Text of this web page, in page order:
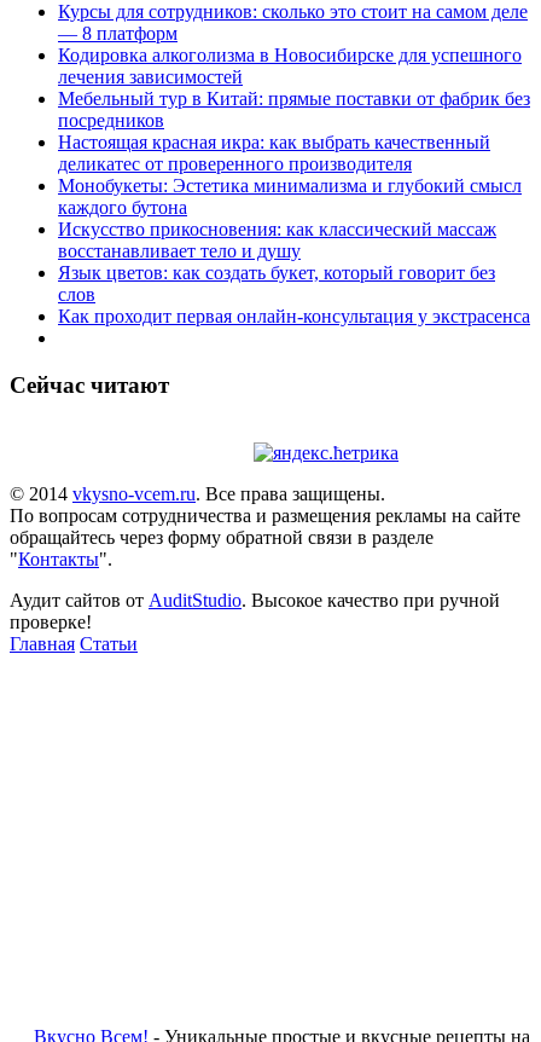
Курсы для сотрудников: сколько это стоит на самом деле
— 8 платформ
Кодировка алкоголизма в Новосибирске для успешного
лечения зависимостей
Мебельный тур в Китай: прямые поставки от фабрик без
посредников
Настоящая красная икра: как выбрать качественный
деликатес от проверенного производителя
Монобукеты: Эстетика минимализма и глубокий смысл
каждого бутона
Искусство прикосновения: как классический массаж
восстанавливает тело и душу
Язык цветов: как создать букет, который говорит без
слов
Как проходит первая онлайн-консультация у экстрасенса
Сейчас читают
© 2014 vkysno-vcem.ru. Все права защищены.
По вопросам сотрудничества и размещения рекламы на сайте
обращайтесь через форму обратной связи в разделе
"Контакты".
Аудит сайтов от AuditStudio. Высокое качество при ручной
проверке!
Главная Статьи
Вкусно Всем! - Уникальные простые и вкусные рецепты на